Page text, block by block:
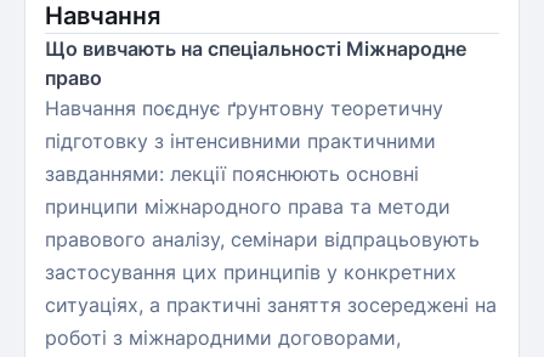
Навчання
Що вивчають на спеціальності Міжнародне
право
Навчання поєднує ґрунтовну теоретичну
підготовку з інтенсивними практичними
завданнями: лекції пояснюють основні
принципи міжнародного права та методи
правового аналізу, семінари відпрацьовують
застосування цих принципів у конкретних
ситуаціях, а практичні заняття зосереджені на
роботі з міжнародними договорами,